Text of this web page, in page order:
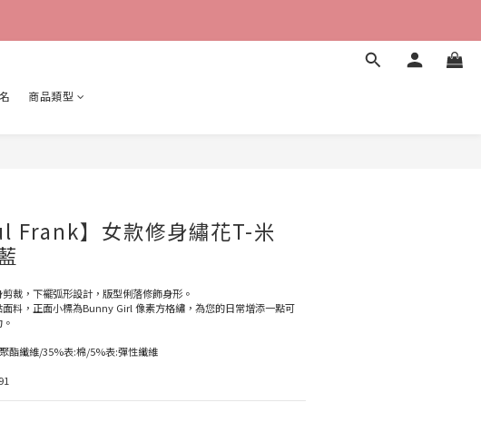
商品類型
Frank】女款修身繡花T-米
裁，下襬弧形設計，版型俐落修飾身形。
料，正面小標為Bunny Girl 像素方格繡，為您的日常增添一點可
酯纖維/35%表:棉/5%表:彈性纖維